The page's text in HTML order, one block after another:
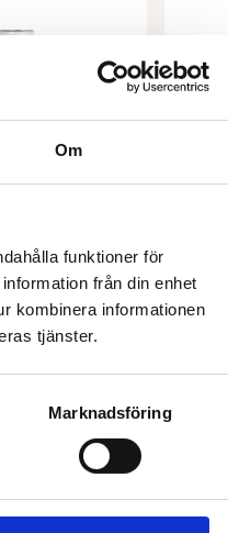
Om
funktioner för
från din enhet
kombinera informationen
tjänster.
Marknadsföring
mer
24,00